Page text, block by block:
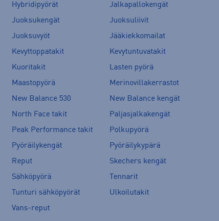
Hybridipyörät
Jalkapallokengät
Juoksukengät
Juoksuliivit
Juoksuvyöt
Jääkiekkomailat
Kevyttoppatakit
Kevytuntuvatakit
Kuoritakit
Lasten pyörä
Maastopyörä
Merinovillakerrastot
New Balance 530
New Balance kengät
North Face takit
Paljasjalkakengät
Peak Performance takit
Polkupyörä
Pyöräilykengät
Pyöräilykypärä
Reput
Skechers kengät
Sähköpyörä
Tennarit
Tunturi sähköpyörät
Ulkoilutakit
Vans-reput